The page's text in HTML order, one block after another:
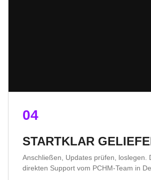
04
STARTKLAR
Anschließen, Updates prüfen, loslegen.
direkten Support vom PCHM-Team in